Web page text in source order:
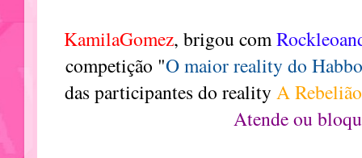
KamilaGomez, brigou com
competição "O maior reality do
das participantes do realityA Rebelião
Atende ou